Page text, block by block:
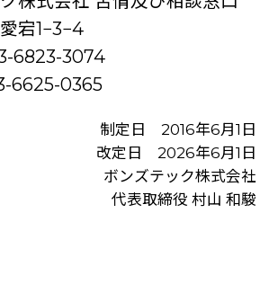
宕1−3−4
6823-3074
6625-0365
制定日 2016年6月1日
改定日 2026年6月1日
ボンズテック株式会社
代表取締役 村山 和駿